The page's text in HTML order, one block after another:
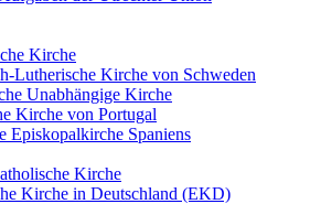
Kirche
Lutherische Kirche von Schweden
Unabhängige Kirche
Kirche von Portugal
Episkopalkirche Spaniens
Kirche
Kirche in Deutschland (EKD)